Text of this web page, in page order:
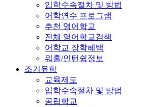
입학수속절차 및 방법
어학연수 프로그램
추천 영어학교
전체 영어학교검색
어학교 장학혜택
워홀/인턴쉽정보
조기유학
교육제도
입학수속절차 및 방법
공립학교